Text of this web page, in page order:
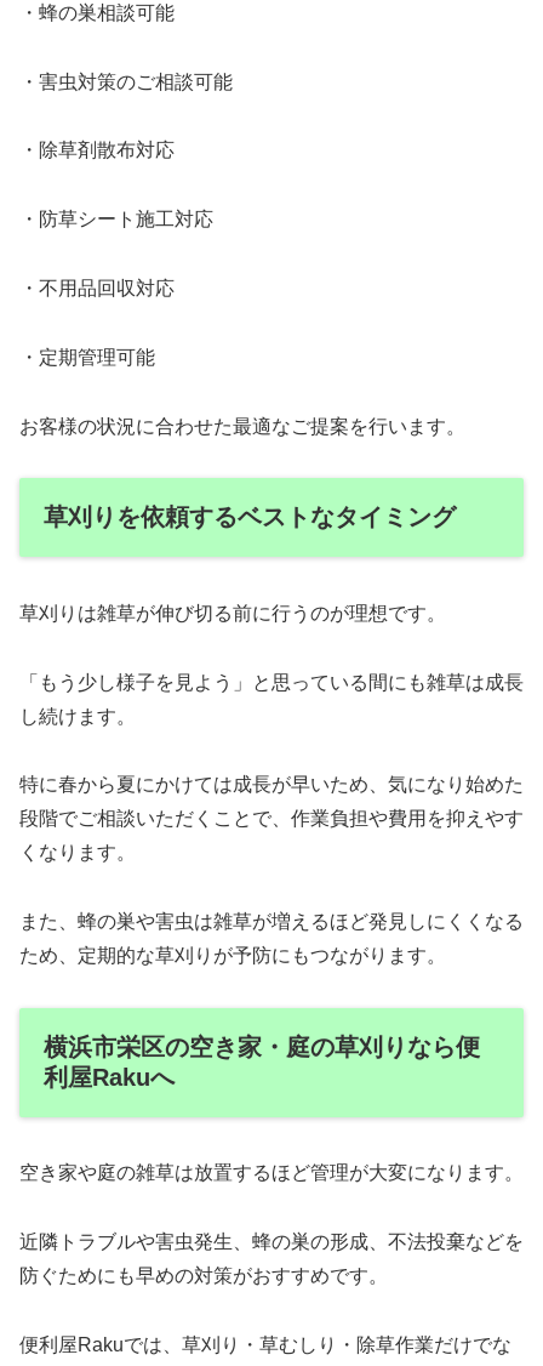
・蜂の巣相談可能
・害虫対策のご相談可能
・除草剤散布対応
・防草シート施工対応
・不用品回収対応
・定期管理可能
お客様の状況に合わせた最適なご提案を行います。
草刈りを依頼するベストなタイミング
草刈りは雑草が伸び切る前に行うのが理想です。
「もう少し様子を見よう」と思っている間にも雑草は成長
し続けます。
特に春から夏にかけては成長が早いため、気になり始めた
段階でご相談いただくことで、作業負担や費用を抑えやす
くなります。
また、蜂の巣や害虫は雑草が増えるほど発見しにくくなる
ため、定期的な草刈りが予防にもつながります。
横浜市栄区の空き家・庭の草刈りなら便
利屋Rakuへ
空き家や庭の雑草は放置するほど管理が大変になります。
近隣トラブルや害虫発生、蜂の巣の形成、不法投棄などを
防ぐためにも早めの対策がおすすめです。
便利屋Rakuでは、草刈り・草むしり・除草作業だけでな